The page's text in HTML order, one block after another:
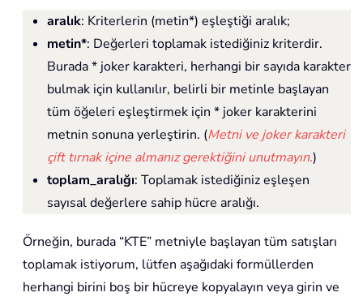
aralık: Kriterlerin (metin*) eşleştiği aralık;
metin*: Değerleri toplamak istediğiniz kriterdir.
Burada * joker karakteri, herhangi bir sayıda karakter
bulmak için kullanılır, belirli bir metinle başlayan
tüm öğeleri eşleştirmek için * joker karakterini
metnin sonuna yerleştirin. (Metni ve joker karakteri
çift tırnak içine almanız gerektiğini unutmayın.)
toplam_aralığı: Toplamak istediğiniz eşleşen
sayısal değerlere sahip hücre aralığı.
Örneğin, burada “KTE” metniyle başlayan tüm satışları
toplamak istiyorum, lütfen aşağıdaki formüllerden
herhangi birini boş bir hücreye kopyalayın veya girin ve